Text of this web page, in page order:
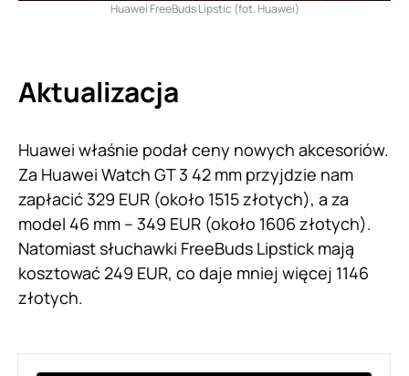
Huawei FreeBuds Lipstic (fot. Huawei)
Aktualizacja
Huawei właśnie podał ceny nowych akcesoriów.
Za Huawei Watch GT 3 42 mm przyjdzie nam
zapłacić 329 EUR (około 1515 złotych), a za
model 46 mm – 349 EUR (około 1606 złotych).
Natomiast słuchawki FreeBuds Lipstick mają
kosztować 249 EUR, co daje mniej więcej 1146
złotych.